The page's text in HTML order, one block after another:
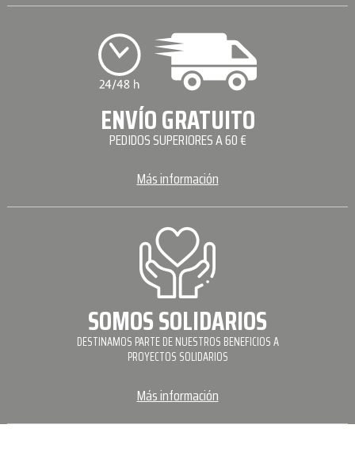
ENVÍO GRATUITO
PEDIDOS SUPERIORES A 60 €
Más información
SOMOS SOLIDARIOS
DESTINAMOS PARTE DE NUESTROS BENEFICIOS A
PROYECTOS SOLIDARIOS
Más información